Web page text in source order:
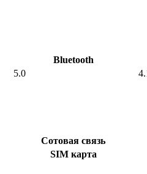
Bluetooth
5.0
Сотовая связь
SIM карта